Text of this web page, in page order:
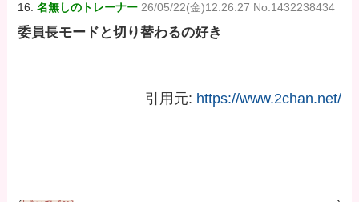
16:名無しのトレーナー 26/05/22(金)12:26:27 No.1432238434
委員長モードと切り替わるの好き
引用元: https://www.2chan.net/